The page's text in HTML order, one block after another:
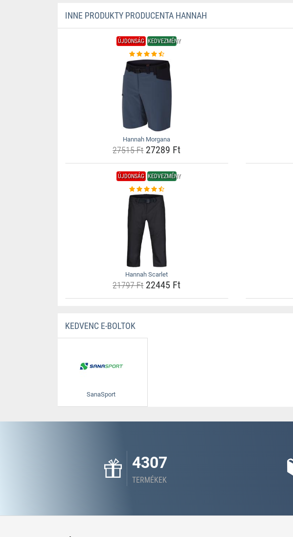
INNE PRODUKTY PRODUCENTA HANNAH
ÚJDONSÁG KEDVEZMÉNY
Hannah Morgana
27515 Ft27289 Ft
ÚJDONSÁG KEDVEZMÉNY
Hannah Scarlet
21797 Ft22445 Ft
KEDVENC E-BOLTOK
SanaSport
4307
TERMÉKEK